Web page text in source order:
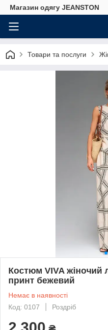
Магазин одягу JEANSTON
Товари та послуги
Костюм VIVA жіночий
принт бежевий
Немає в наявності
Код: 0107
Роздріб